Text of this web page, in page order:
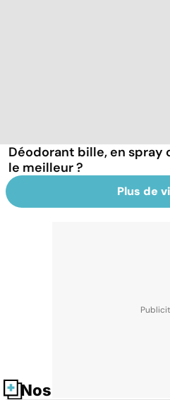
Déodorant bille, en spray
le meilleur ?
Plus de
Nos fiches santé